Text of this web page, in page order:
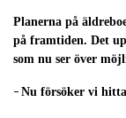
Planerna på
på framtiden. Det
som nu ser över
– Nu försöker vi